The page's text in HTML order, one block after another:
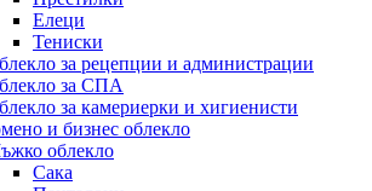
Елеци
Тениски
за рецепции и администрации
за СПА
за камериерки и хигиенисти
и бизнес облекло
облекло
Сака